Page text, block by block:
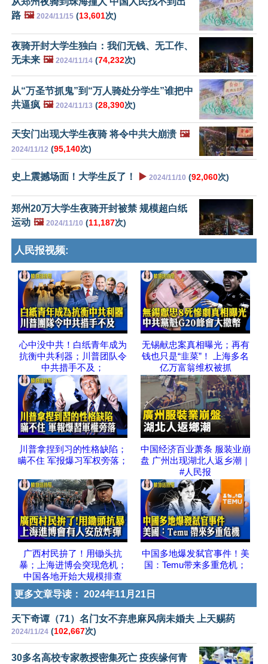
路 🖼️ 2024/11/15 (13,601次)
夜骑开封大学生独白：我们无钱、无工作、
无未来 🖼️ 2024/11/14 (74,232次)
从“万圣节抓鬼”到“万人骑处分学生”谁把中
共逼疯 🖼️ 2024/11/13 (28,390次)
天安门出现大学生夜骑 将令中共大崩溃 🖼️
2024/11/12 (95,140次)
史上震撼场面！大学生反了！ ▶️ 2024/11/10 (92,060次)
郑州20万大学生夜骑开封被禁 规模超白纸
运动 🖼️ 2024/11/10 (11,187次)
人民报视频:
心中没中共！白纸青年成为
抗衡中共利器；川普团队令
中共措手不及；
无锡献忠案真相曝光；再有
钱也只是“韭菜”！ 上海多名
亿万富翁维权被抓
川普拿捏到习的性格缺陷；
瞒不住 军报爆习军权旁落；
中国经济百业萧条 服装业崩
盘 广州出现湖北人返乡潮｜
#人民报
广西村民拚了！用锄头抗
暴；上海进博会突现危机；
中国各地开始大规模排查
中国多地爆发弑官事件！美
国：Temu带来多重危机；
更多文章导读： 2024年11月21日
天下奇谭（71）名门女不弃患麻风病未婚夫 上天赐药
2024/11/24 (102,667次)
30多名高校专家教授密集死亡 疫疾缘何青